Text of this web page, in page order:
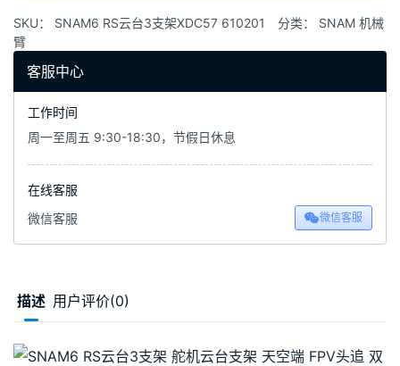
SKU： SNAM6 RS云台3支架XDC57 610201 分类： SNAM 机械
臂
客服中心
工作时间
周一至周五 9:30-18:30，节假日休息
在线客服
微信客服
微信客服
描述 用户评价(0)